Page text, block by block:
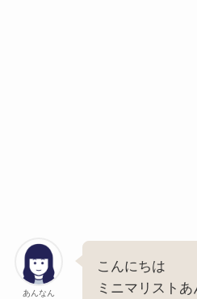
あんなん
こんにちは
ミニマリスト